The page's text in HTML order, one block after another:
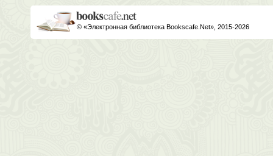
© «Электронная библиотека Bookscafe.Net», 2015-2026